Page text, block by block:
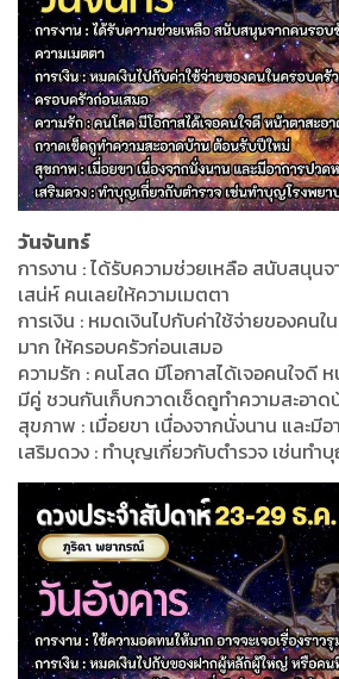
วันจันทร์
การงาน : ได้รับความช่วยเหลือ สนับสนุน
เสน่ห์ คนเลยให้ความเมตตา
การเงิน : หมดเงินไปกับค่าใช้จ่ายของคน
มาก ให้ครอบครัวก่อนเสมอ
ความรัก : คนโสด มีโอกาสได้เจอคนใจดี
มีคู่ ชวนกันเก็บกวาดเช็ดถูทำความสะอา
สุขภาพ : เมื่อยขา เนื่องจากนั่งนาน และมี
เสริมดวง : ทำบุญเกี่ยวกับตำรวจ เช่นทำ